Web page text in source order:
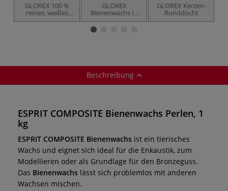
GLOREX 100 %
reines, weißes
Bienenwachs
GLOREX
Bienenwachs in
Pastillenform
GLOREX Kerzen-
Runddocht
Beschreibung
ESPRIT COMPOSITE Bienenwachs Perlen, 1
kg
ESPRIT COMPOSITE Bienenwachs ist ein tierisches
Wachs und eignet sich ideal für die Enkaustik, zum
Modellieren oder als Grundlage für den Bronzeguss.
Das Bienenwachs lässt sich problemlos mit anderen
Wachsen mischen.